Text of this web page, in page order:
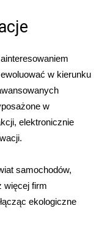
w kierunku
w
elektronicznie
samochodów,
więcej firm
ekologiczne